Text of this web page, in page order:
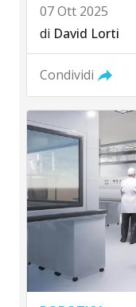
07 Ott 2025
di David Lorti
Condividi